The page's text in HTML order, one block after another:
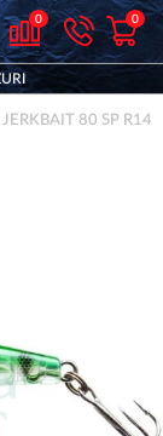
0 0
80 SP